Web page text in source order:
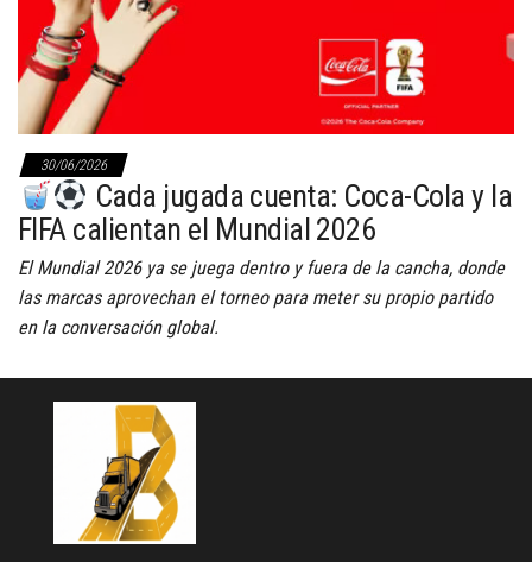
30/06/2026
Cada jugada cuenta: Coca-Cola y la
FIFA calientan el Mundial 2026
El Mundial 2026 ya se juega dentro y fuera de la cancha, donde
las marcas aprovechan el torneo para meter su propio partido
en la conversación global.